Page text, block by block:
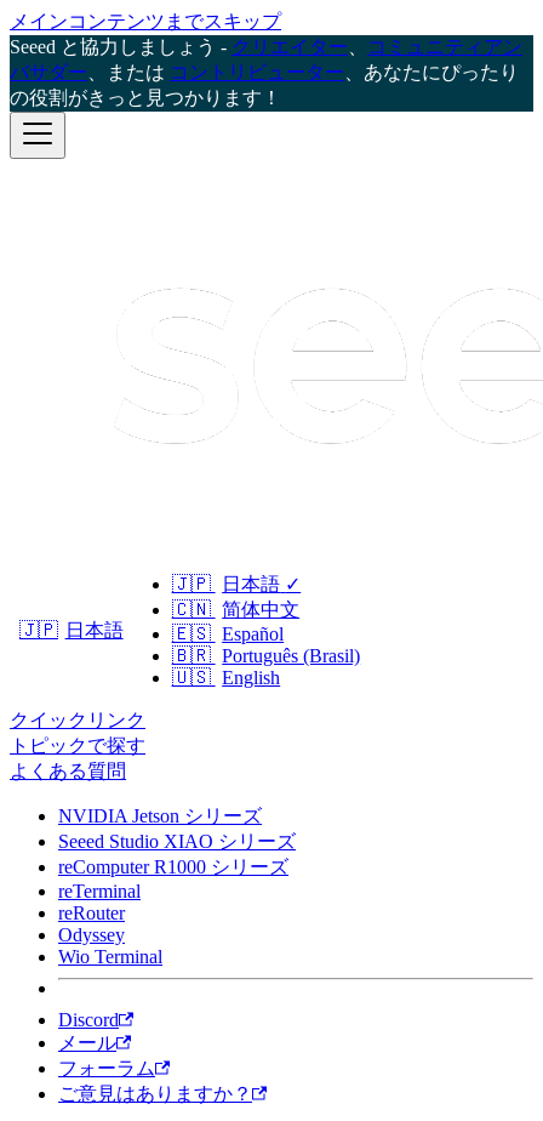
メインコンテンツまでスキップ
Seeed と協力しましょう - クリエイター
コミュニティアン
バサダー 、または コントリビューター 、あなたにぴったり
の役割がきっと見つかります！
🇯🇵 日本語
🇯🇵 日本語 ✓
🇨🇳 简体中文
🇪🇸 Español
🇧🇷 Português (Brasil)
🇺🇸 English
クイックリンク
トピックで探す
よくある質問
NVIDIA Jetson シリーズ
Seeed Studio XIAO シリーズ
reComputer R1000 シリーズ
reTerminal
reRouter
Odyssey
Wio Terminal
Discord
メール
フォーラム
ご意見はありますか？